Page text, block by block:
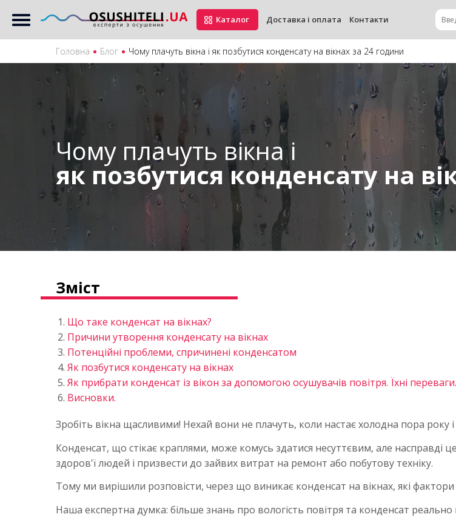
Каталог Доставка і оплата Контакти
Головна Блог Чому плачуть вікна і як позбутися конденсату на вікнах за 24 години
Чому плачуть вікна і
як позбутися конденсату на
Зміст
Що таке конденсат на вікнах?
Причини утворення конденсату на вікнах
Потенційні проблеми, спричинені конденсатом
Як позбутися конденсату на вікнах
Як прибрати конденсат із вікон за допомогою осушувачів повітря. Їхні переваги.
Висновки.
Зробіть вікна щасливими! Нехай вони не плачуть, коли настає холодна пора року
Конденсат, що стікає краплями, може комусь здатися несуттєвим, але насправді
здоров'ї людей і призвести до зайвих витрат на ремонт або побутову техніку.
Тому ми вирішили розповісти, через що виникає конденсат на вікнах, які
Наша експертна думка: більше знань про вологість повітря та конденсат реально